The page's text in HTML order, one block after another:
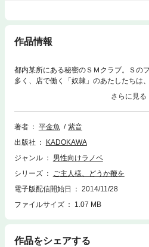
作品情報
都内某所にある秘密のＳＭクラブ。Ｓの
多く、店で働く「奴隷」のあたしたちは
るのを待つのが仕事だ。今日妙な客に出
といった男で、プレイは経験がないよう
それに悦んで感じてしまうあたしも、ど
て、男がクラブに通う理由が明らかにな
著者 平金魚
紫音
出版社
KADOKAWA
ジャンル
男性向けラノベ
シリーズ
ご主人様、どうか鞭を
電子版配信開始日
2014/11/28
ファイルサイズ
1.07 MB
作品をシェアする